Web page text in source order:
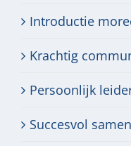
Introductie
Krachtig
Persoonlijk
Succesvol